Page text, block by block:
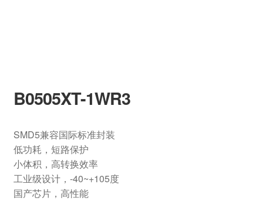
B0505XT-1WR3
SMD5兼容国际标准封装
低功耗，短路保护
小体积，高转换效率
工业级设计，-40~+105度
国产芯片，高性能